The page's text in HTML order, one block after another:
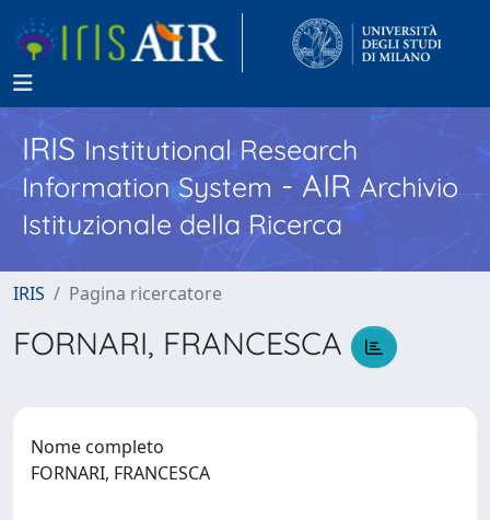
IRISInstitutional Research
Information System - AIR Archivio
Istituzionale della Ricerca
IRIS Pagina ricercatore
FORNARI, FRANCESCA
Nome completo
FORNARI, FRANCESCA